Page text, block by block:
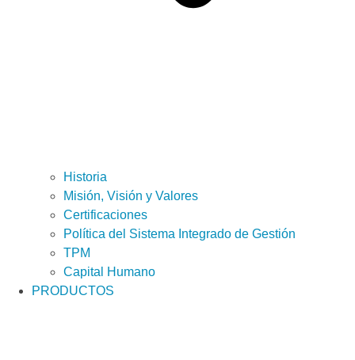
Historia
Misión, Visión y Valores
Certificaciones
Política del Sistema Integrado de Gestión
TPM
Capital Humano
PRODUCTOS